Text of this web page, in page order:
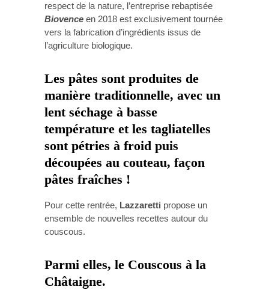
respect de la nature, l’entreprise rebaptisée
Biovence en 2018 est exclusivement tournée
vers la fabrication d’ingrédients issus de
l’agriculture biologique.
Les pâtes sont produites de
manière traditionnelle, avec un
lent séchage à basse
température et les tagliatelles
sont pétries à froid puis
découpées au couteau, façon
pâtes fraîches !
Pour cette rentrée, Lazzaretti propose un
ensemble de nouvelles recettes autour du
couscous.
Parmi elles, le Couscous à la
Châtaigne.